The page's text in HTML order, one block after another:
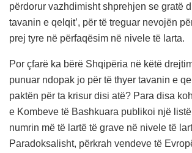
përdorur vazhdimisht shprehjen se gratë
tavanin e qelqit’, për të treguar nevojën
prej tyre në përfaqësim në nivele të larta.
Por çfarë ka bërë Shqipëria në këtë
punuar ndopak jo për të thyer tavanin e
paktën për ta krisur disi atë? Para disa
e Kombeve të Bashkuara publikoi një
numrin më të lartë të grave në nivele të
Paradoksalisht, përkrah vendeve të